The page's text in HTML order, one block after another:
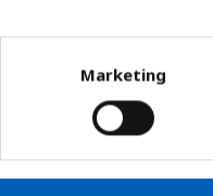
Marketing